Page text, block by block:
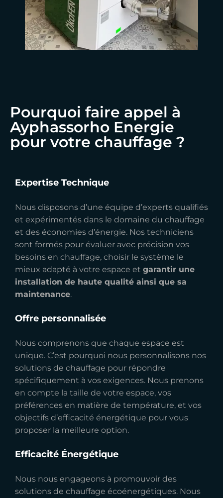
Pourquoi faire appel à
Ayphassorho Energie
pour votre chauffage ?
Expertise Technique
Nous disposons d’une équipe d’experts qualifiés
et expérimentés dans le domaine du chauffage
et des économies d’énergie. Nos techniciens
sont formés pour évaluer avec précision vos
besoins en chauffage, choisir le système le
mieux adapté à votre espace et garantir une
installation de haute qualité ainsi que sa
maintenance.
Offre personnalisée
Nous comprenons que chaque espace est
unique. C’est pourquoi nous personnalisons nos
solutions de chauffage pour répondre
spécifiquement à vos exigences. Nous prenons
en compte la taille de votre espace, vos
préférences en matière de température, et vos
objectifs d’efficacité énergétique pour vous
proposer la meilleure option.
Efficacité Énergétique
Nous nous engageons à promouvoir des
solutions de chauffage écoénergétiques. Nous